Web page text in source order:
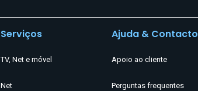
Serviços
TV, Net e móvel
Net
Ajuda & Contacto
Apoio ao cliente
Perguntas frequentes